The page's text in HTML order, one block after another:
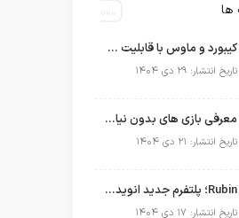
ها
کیبورد و ماوس با قابلیت شارژ با نور محیط
تاریخ انتشار: ۲۹ دی ۱۴۰۴
معرفی بازی های بدون نیاز به اینترنت
تاریخ انتشار: ۲۱ دی ۱۴۰۴
Rubin؛ پلتفرم جدید انویدیا برای سلطه بر نسل بعدی هوش مصنوعی
تاریخ انتشار: ۱۷ دی ۱۴۰۴